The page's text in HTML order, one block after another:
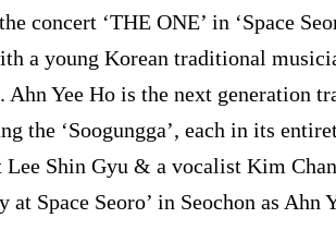
concert ‘THE ONE’ in ‘Space
a young Korean traditional
Ahn Yee Ho is the next generation
the ‘Soogungga’, each in its
Shin Gyu & a vocalist Kim
at Space Seoro’ in Seochon as